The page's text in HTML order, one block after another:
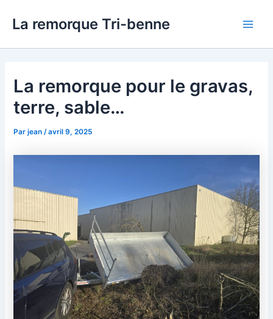
La remorque Tri-benne
La remorque pour le gravas,
terre, sable…
Parjean /avril 9, 2025